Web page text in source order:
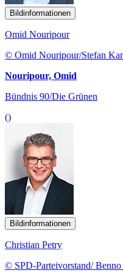
Bildinformationen
Omid Nouripour
© Omid Nouripour/Stefan
Nouripour, Omid
Bündnis 90/Die Grünen
()
Bildinformationen
Christian Petry
© SPD-Parteivorstand/ Benno